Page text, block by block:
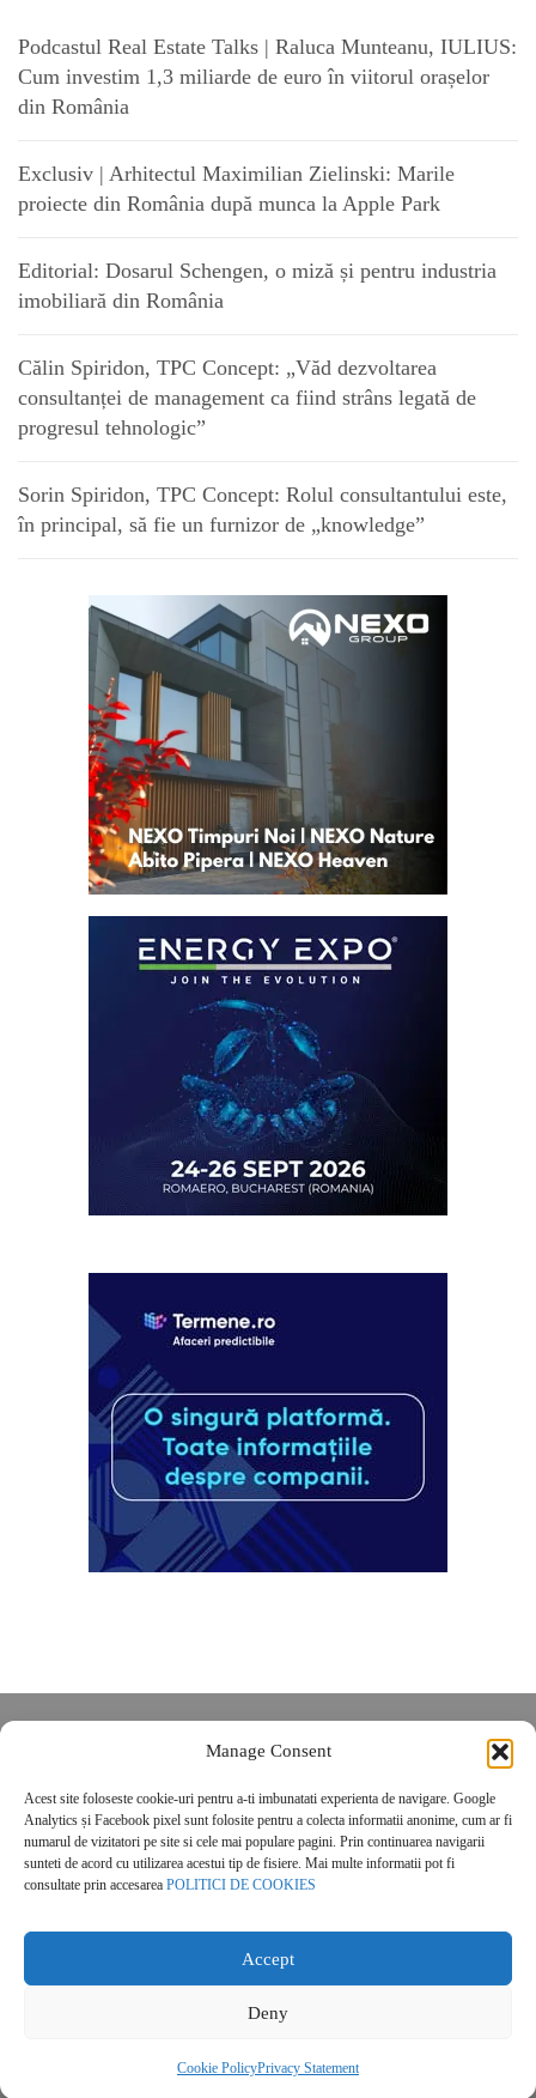
Manage Consent
Acest site foloseste cookie-uri pentru a-ti imbunatati experienta de navigare. Google
Analytics și Facebook pixel sunt folosite pentru a colecta informatii anonime, cum ar fi
numarul de vizitatori pe site si cele mai populare pagini. Prin continuarea navigarii
sunteti de acord cu utilizarea acestui tip de fisiere. Mai multe informatii pot fi
consultate prin accesarea POLITICI DE COOKIES
Accept
Deny
Cookie PolicyPrivacy Statement
Podcastul Real Estate Talks | Raluca Munteanu, IULIUS:
Cum investim 1,3 miliarde de euro în viitorul orașelor
din România
Exclusiv | Arhitectul Maximilian Zielinski: Marile
proiecte din România după munca la Apple Park
Editorial: Dosarul Schengen, o miză și pentru industria
imobiliară din România
Călin Spiridon, TPC Concept: „Văd dezvoltarea
consultanței de management ca fiind strâns legată de
progresul tehnologic”
Sorin Spiridon, TPC Concept: Rolul consultantului este,
în principal, să fie un furnizor de „knowledge”
POLITICĂ DE CONFIDENȚIALITATE
Politica de cookies
© 2026 Real Estate Magazine. All Rights Reserved.